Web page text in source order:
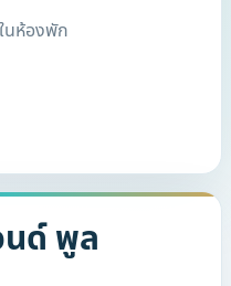
นห้องพัก
นด์ พูล